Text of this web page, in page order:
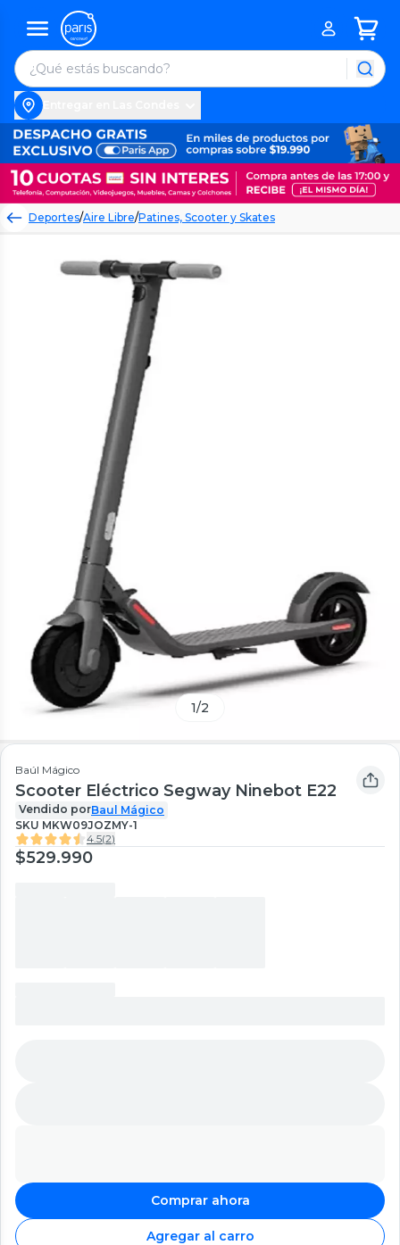
Deportes/Aire Libre/Patines, Scooter y Skates
1/2
Baúl Mágico
Scooter Eléctrico Segway Ninebot E22
Vendido porBaul Mágico
SKU MKW09JOZMY-1
4.5(2)
$529.990
Comprar ahora
Agregar al carro